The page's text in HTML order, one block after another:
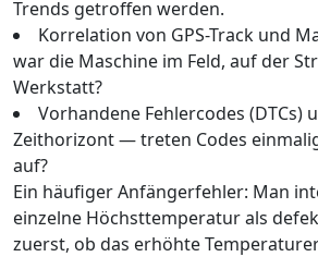
Trends getroffen werden.
Korrelation von GPS-Track und
war die Maschine im Feld, auf der
Werkstatt?
Vorhandene Fehlercodes (DTCs)
Zeithorizont — treten Codes
auf?
Ein häufiger Anfängerfehler: Man
einzelne Höchsttemperatur als
zuerst, ob das erhöhte